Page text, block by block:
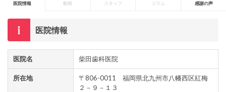
医院情報 動画 スタッフ コラム 感謝の声
医院情報
医院名 柴田歯科医院
所在地
〒806-0011 福岡県北九州市八幡西区紅梅
２－９－１３